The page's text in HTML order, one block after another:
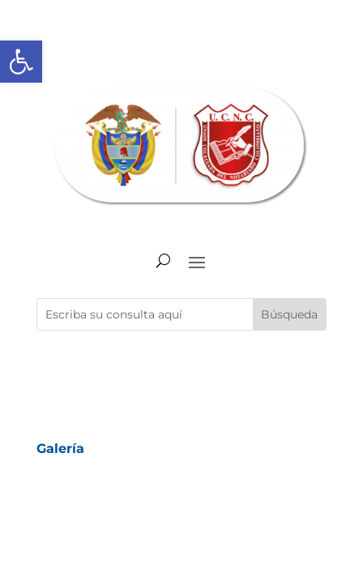
Abrir barra de herramientas
Galería